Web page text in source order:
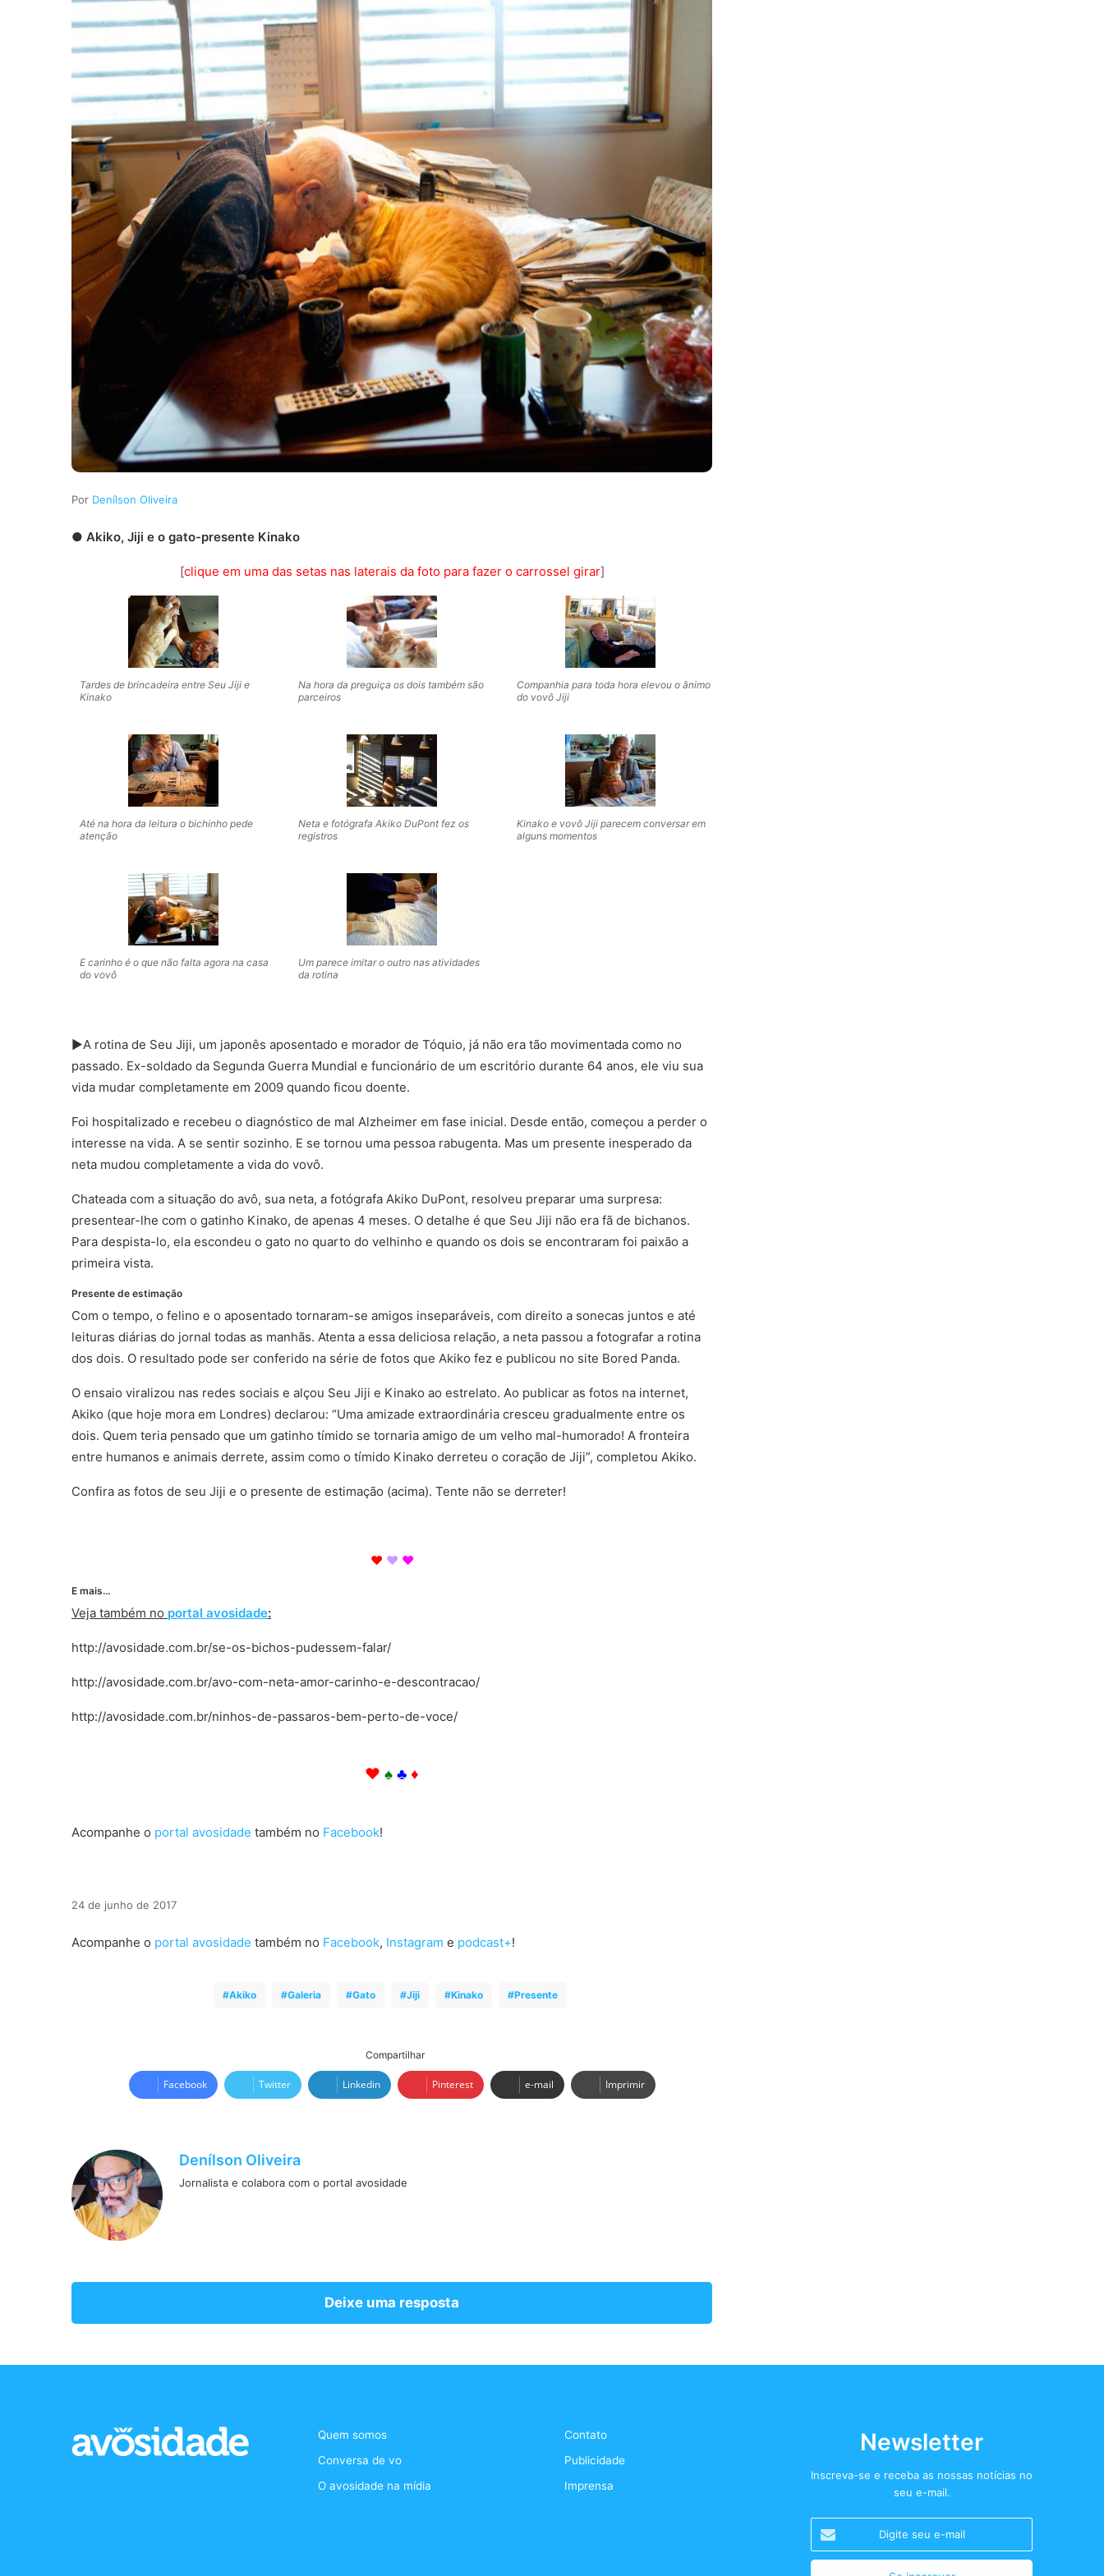
Denílson Oliveira
● Akiko, Jiji e o gato-presente Kinako
[clique em uma das setas nas laterais da foto para fazer o carrossel girar]
Tardes de brincadeira entre Seu Jiji e
Kinako
Na hora da preguiça os dois também são
parceiros
Companhia para toda hora elevou o ânimo
do vovô Jiji
Até na hora da leitura o bichinho pede
atenção
Neta e fotógrafa Akiko DuPont fez os
registros
Kinako e vovô Jiji parecem conversar em
alguns momentos
E carinho é o que não falta agora na casa
do vovô
Um parece imitar o outro nas atividades
da rotina
►A rotina de Seu Jiji, um japonês aposentado e morador de Tóquio, já não era tão movimentada como no
passado. Ex-soldado da Segunda Guerra Mundial e funcionário de um escritório durante 64 anos, ele viu sua
vida mudar completamente em 2009 quando ficou doente.
Foi hospitalizado e recebeu o diagnóstico de mal Alzheimer em fase inicial. Desde então, começou a perder o
interesse na vida. A se sentir sozinho. E se tornou uma pessoa rabugenta. Mas um presente inesperado da
neta mudou completamente a vida do vovô.
Chateada com a situação do avô, sua neta, a fotógrafa Akiko DuPont, resolveu preparar uma surpresa:
presentear-lhe com o gatinho Kinako, de apenas 4 meses. O detalhe é que Seu Jiji não era fã de bichanos.
Para despista-lo, ela escondeu o gato no quarto do velhinho e quando os dois se encontraram foi paixão a
primeira vista.
Presente de estimação
Com o tempo, o felino e o aposentado tornaram-se amigos inseparáveis, com direito a sonecas juntos e até
leituras diárias do jornal todas as manhãs. Atenta a essa deliciosa relação, a neta passou a fotografar a rotina
dos dois. O resultado pode ser conferido na série de fotos que Akiko fez e publicou no site Bored Panda.
O ensaio viralizou nas redes sociais e alçou Seu Jiji e Kinako ao estrelato. Ao publicar as fotos na internet,
Akiko (que hoje mora em Londres) declarou: “Uma amizade extraordinária cresceu gradualmente entre os
dois. Quem teria pensado que um gatinho tímido se tornaria amigo de um velho mal-humorado! A fronteira
entre humanos e animais derrete, assim como o tímido Kinako derreteu o coração de Jiji”, completou Akiko.
Confira as fotos de seu Jiji e o presente de estimação (acima). Tente não se derreter!
♥ ♥ ♥
E mais…
Veja também no portal avosidade:
http://avosidade.com.br/se-os-bichos-pudessem-falar/
http://avosidade.com.br/avo-com-neta-amor-carinho-e-descontracao/
http://avosidade.com.br/ninhos-de-passaros-bem-perto-de-voce/
♥ ♠ ♣ ♦
Acompanhe o portal avosidade também no Facebook!
24 de junho de 2017
Acompanhe o portal avosidade também no Facebook, Instagram e podcast+!
Akiko Galeria Gato Jiji Kinako Presente
Compartilhar
Facebook Twitter Linkedin Pinterest e-mail Imprimir
Denílson Oliveira
Jornalista e colabora com o portal avosidade
Deixe uma resposta
Quem somos
Conversa de vo
O avosidade na mídia
Contato
Publicidade
Imprensa
Newsletter
Inscreva-se e receba as nossas notícias no
seu e-mail.
seu
e-